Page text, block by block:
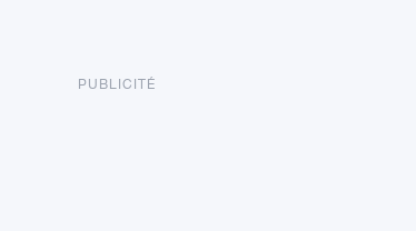
PUBLICITÉ